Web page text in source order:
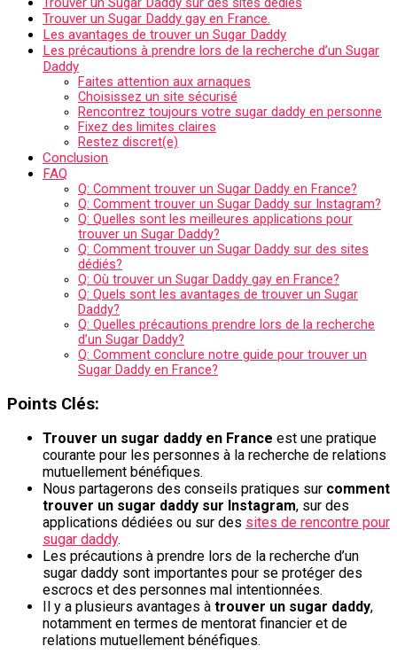
Trouver un Sugar Daddy gay en France.
Les avantages de trouver un Sugar Daddy
Les précautions à prendre lors de la recherche d’un Sugar
Daddy
Faites attention aux arnaques
Choisissez un site sécurisé
Rencontrez toujours votre sugar daddy en personne
Fixez des limites claires
Restez discret(e)
Conclusion
FAQ
Q: Comment trouver un Sugar Daddy en France?
Q: Comment trouver un Sugar Daddy sur Instagram?
Q: Quelles sont les meilleures applications pour
trouver un Sugar Daddy?
Q: Comment trouver un Sugar Daddy sur des sites
dédiés?
Q: Où trouver un Sugar Daddy gay en France?
Q: Quels sont les avantages de trouver un Sugar
Daddy?
Q: Quelles précautions prendre lors de la recherche
d’un Sugar Daddy?
Q: Comment conclure notre guide pour trouver un
Sugar Daddy en France?
Points Clés:
Trouver un sugar daddy en France est une pratique
courante pour les personnes à la recherche de relations
mutuellement bénéfiques.
Nous partagerons des conseils pratiques sur comment
trouver un sugar daddy sur Instagram, sur des
applications dédiées ou sur des sites de rencontre pour
sugar daddy.
Les précautions à prendre lors de la recherche d’un
sugar daddy sont importantes pour se protéger des
escrocs et des personnes mal intentionnées.
Il y a plusieurs avantages à trouver un sugar daddy,
notamment en termes de mentorat financier et de
relations mutuellement bénéfiques.